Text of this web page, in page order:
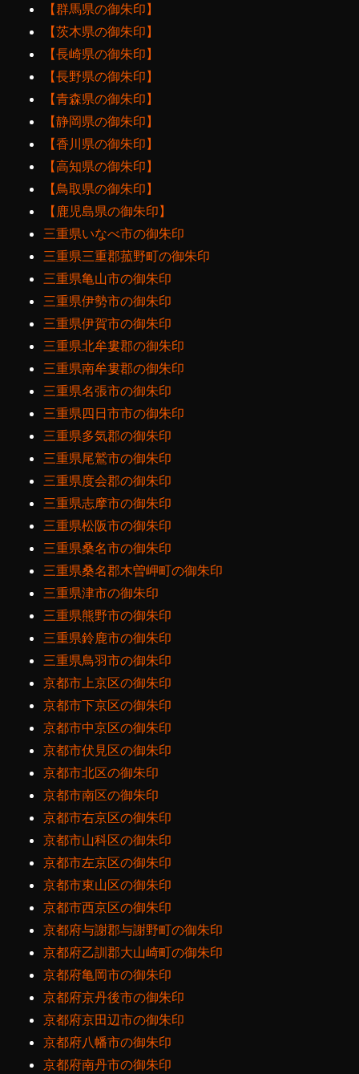
【群馬県の御朱印】
【茨木県の御朱印】
【長崎県の御朱印】
【長野県の御朱印】
【青森県の御朱印】
【静岡県の御朱印】
【香川県の御朱印】
【高知県の御朱印】
【鳥取県の御朱印】
【鹿児島県の御朱印】
三重県いなべ市の御朱印
三重県三重郡菰野町の御朱印
三重県亀山市の御朱印
三重県伊勢市の御朱印
三重県伊賀市の御朱印
三重県北牟婁郡の御朱印
三重県南牟婁郡の御朱印
三重県名張市の御朱印
三重県四日市市の御朱印
三重県多気郡の御朱印
三重県尾鷲市の御朱印
三重県度会郡の御朱印
三重県志摩市の御朱印
三重県松阪市の御朱印
三重県桑名市の御朱印
三重県桑名郡木曽岬町の御朱印
三重県津市の御朱印
三重県熊野市の御朱印
三重県鈴鹿市の御朱印
三重県鳥羽市の御朱印
京都市上京区の御朱印
京都市下京区の御朱印
京都市中京区の御朱印
京都市伏見区の御朱印
京都市北区の御朱印
京都市南区の御朱印
京都市右京区の御朱印
京都市山科区の御朱印
京都市左京区の御朱印
京都市東山区の御朱印
京都市西京区の御朱印
京都府与謝郡与謝野町の御朱印
京都府乙訓郡大山崎町の御朱印
京都府亀岡市の御朱印
京都府京丹後市の御朱印
京都府京田辺市の御朱印
京都府八幡市の御朱印
京都府南丹市の御朱印